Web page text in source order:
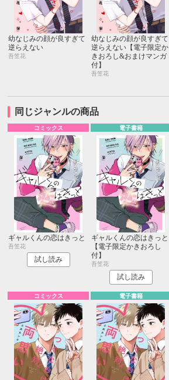
幼なじみの顔が良すぎて
逆らえない
吾笠花
幼なじみの顔が良すぎて
逆らえない【電子限定か
きおろし&おまけマンガ
付】
吾笠花
同じジャンルの商品
コミックス
ギャルくんの恋はきっと
吾笠花
試し読み
電子書籍
ギャルくんの恋はきっと
【電子限定かきおろし
付】
吾笠花
試し読み
コミックス 電子書籍